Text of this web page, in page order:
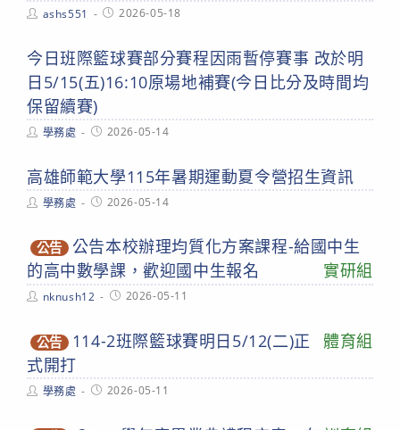
Postashs551
Post2026-05-18
今日班際籃球賽部分賽程因雨暫停賽事 改於明
日5/15(五)16:10原場地補賽(今日比分及時間均
保留續賽)
Post學務處
Post2026-05-14
高雄師範大學115年暑期運動夏令營招生資訊
Post學務處
Post2026-05-14
公告
公告本校辦理均質化方案課程-給國中生
的高中數學課，歡迎國中生報名
實研組
Postnknush12
Post2026-05-11
公告 體育組
114-2班際籃球賽明日5/12(二)正
式開打
Post學務處
Post2026-05-11